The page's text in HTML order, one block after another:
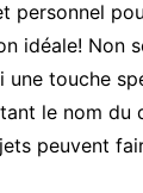
personnel
idéale! Non
touche
le nom du
peuvent